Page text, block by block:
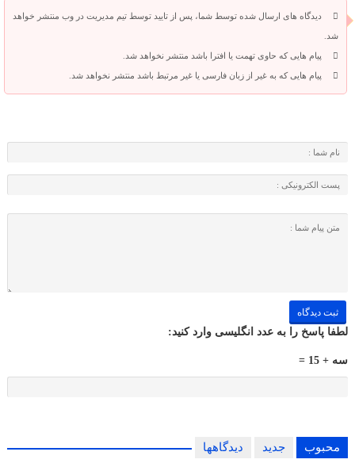
دیدگاه های ارسال شده توسط شما، پس از تایید توسط تیم مدیریت در وب منتشر خواهد
شد.
پیام هایی که حاوی تهمت یا افترا باشد منتشر نخواهد شد.
پیام هایی که به غیر از زبان فارسی یا غیر مرتبط باشد منتشر نخواهد شد.
لطفا پاسخ را به عدد انگلیسی وارد کنید:
سه + 15 =
محبوب جدید دیدگاهها